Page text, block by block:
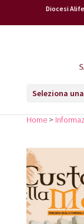
Diocesi
Seleziona
Home>